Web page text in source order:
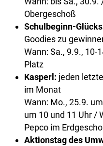
Obergeschoß
Schulbeginn-
Goodies zu
Wann: Sa., 9.9., 10-
Platz
Kasperl: jeden
im Monat
Wann: Mo., 25.9.
um 10 und 11 Uhr /
Pepco im
Aktionstag des